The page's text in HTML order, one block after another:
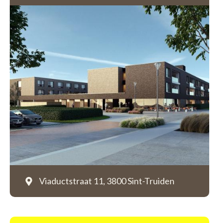
Viaductstraat 11, 3800 Sint-Truiden